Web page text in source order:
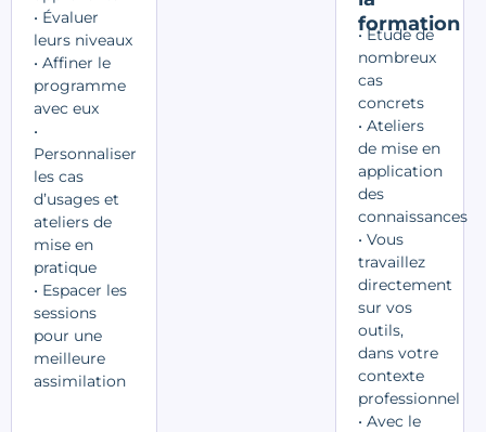
• Évaluer
leurs niveaux
• Affiner le
programme
avec eux
•
Personnaliser
les cas
d’usages et
ateliers de
mise en
pratique
• Espacer les
sessions
pour une
meilleure
assimilation
formation
• Étude de
nombreux
cas
concrets
• Ateliers
de mise en
application
des
connaissances
• Vous
travaillez
directement
sur vos
outils,
dans votre
contexte
professionnel
• Avec le